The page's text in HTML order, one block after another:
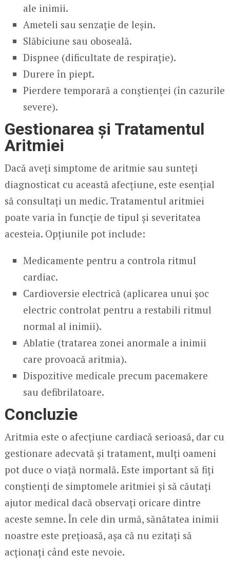
ale inimii.
Ameteli sau senzație de leșin.
Slăbiciune sau oboseală.
Dispnee (dificultate de respirație).
Durere în piept.
Pierdere temporară a conștienței (în cazurile
severe).
Gestionarea și Tratamentul
Aritmiei
Dacă aveți simptome de aritmie sau sunteți
diagnosticat cu această afecțiune, este esențial
să consultați un medic. Tratamentul aritmiei
poate varia în funcție de tipul și severitatea
acesteia. Opțiunile pot include:
Medicamente pentru a controla ritmul
cardiac.
Cardioversie electrică (aplicarea unui șoc
electric controlat pentru a restabili ritmul
normal al inimii).
Ablatie (tratarea zonei anormale a inimii
care provoacă aritmia).
Dispozitive medicale precum pacemakere
sau defibrilatoare.
Concluzie
Aritmia este o afecțiune cardiacă serioasă, dar cu
gestionare adecvată și tratament, mulți oameni
pot duce o viață normală. Este important să fiți
conștienți de simptomele aritmiei și să căutați
ajutor medical dacă observați oricare dintre
aceste semne. În cele din urmă, sănătatea inimii
noastre este prețioasă, așa că nu ezitați să
acționați când este nevoie.